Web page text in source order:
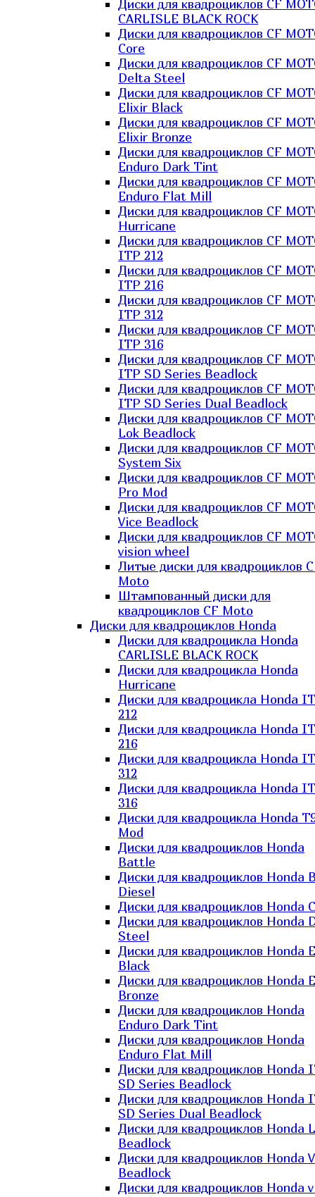
Диски для квадроциклов CF
CARLISLE BLACK ROCK
Диски для квадроциклов CF
Core
Диски для квадроциклов CF
Delta Steel
Диски для квадроциклов CF
Elixir Black
Диски для квадроциклов CF
Elixir Bronze
Диски для квадроциклов CF
Enduro Dark Tint
Диски для квадроциклов CF
Enduro Flat Mill
Диски для квадроциклов CF
Hurricane
Диски для квадроциклов CF
ITP 212
Диски для квадроциклов CF
ITP 216
Диски для квадроциклов CF
ITP 312
Диски для квадроциклов CF
ITP 316
Диски для квадроциклов CF
ITP SD Series Beadlock
Диски для квадроциклов CF
ITP SD Series Dual Beadlock
Диски для квадроциклов CF
Lok Beadlock
Диски для квадроциклов CF
System Six
Диски для квадроциклов CF
Pro Mod
Диски для квадроциклов CF
Vice Beadlock
Диски для квадроциклов CF
vision wheel
Литые диски для квадроциклов
Moto
Штампованный диски для
квадроциклов CF Moto
Диски для квадроциклов Honda
Диски для квадроцикла Honda
CARLISLE BLACK ROCK
Диски для квадроцикла Honda
Hurricane
Диски для квадроцикла Honda
212
Диски для квадроцикла Honda
216
Диски для квадроцикла Honda
312
Диски для квадроцикла Honda
316
Диски для квадроцикла Honda
Mod
Диски для квадроциклов Honda
Battle
Диски для квадроциклов Honda
Diesel
Диски для квадроциклов Honda
Диски для квадроциклов Honda
Steel
Диски для квадроциклов Honda
Black
Диски для квадроциклов Honda
Bronze
Диски для квадроциклов Honda
Enduro Dark Tint
Диски для квадроциклов Honda
Enduro Flat Mill
Диски для квадроциклов Honda
SD Series Beadlock
Диски для квадроциклов Honda
SD Series Dual Beadlock
Диски для квадроциклов Honda
Beadlock
Диски для квадроциклов Honda
Beadlock
Диски для квадроциклов Honda